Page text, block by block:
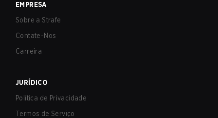
EMPRESA
Sobre a Strafe
Contate-Nos
Carreira
JURÍDICO
Política de Privacidade
Termos de Serviço